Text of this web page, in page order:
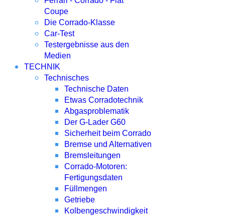
Coupe
Die Corrado-Klasse
Car-Test
Testergebnisse aus den
Medien
TECHNIK
Technisches
Technische Daten
Etwas Corradotechnik
Abgasproblematik
Der G-Lader G60
Sicherheit beim Corrado
Bremse und Alternativen
Bremsleitungen
Corrado-Motoren:
Fertigungsdaten
Füllmengen
Getriebe
Kolbengeschwindigkeit